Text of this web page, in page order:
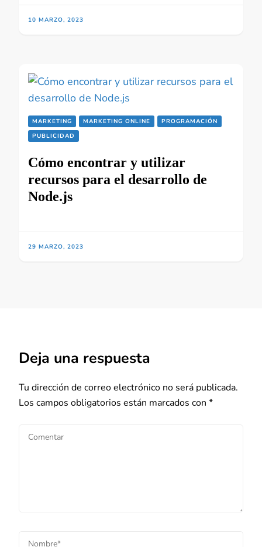
10 MARZO, 2023
MARKETING MARKETING ONLINE
PROGRAMACIÓN
PUBLICIDAD
Cómo encontrar y utilizar
recursos para el desarrollo de
Node.js
29 MARZO, 2023
Deja una respuesta
Tu dirección de correo electrónico no será publicada.
Los campos obligatorios están marcados con *